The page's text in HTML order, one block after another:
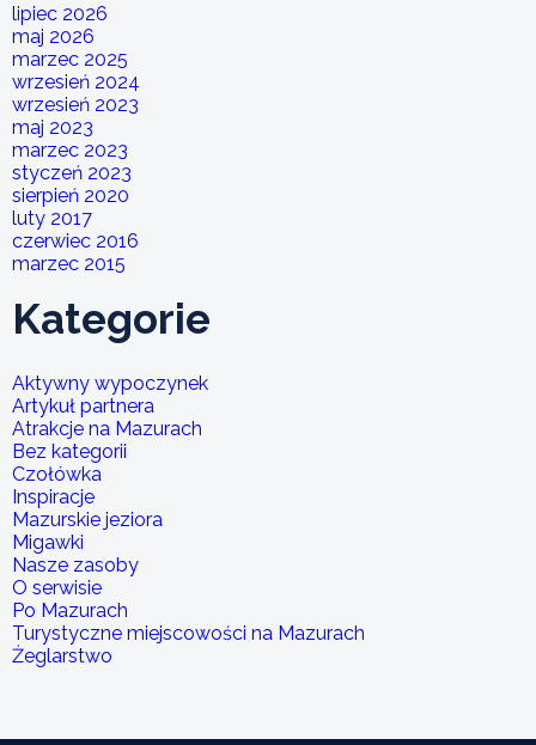
lipiec 2026
maj 2026
marzec 2025
wrzesień 2024
wrzesień 2023
maj 2023
marzec 2023
styczeń 2023
sierpień 2020
luty 2017
czerwiec 2016
marzec 2015
Kategorie
Aktywny wypoczynek
Artykuł partnera
Atrakcje na Mazurach
Bez kategorii
Czołówka
Inspiracje
Mazurskie jeziora
Migawki
Nasze zasoby
O serwisie
Po Mazurach
Turystyczne miejscowości na Mazurach
Żeglarstwo